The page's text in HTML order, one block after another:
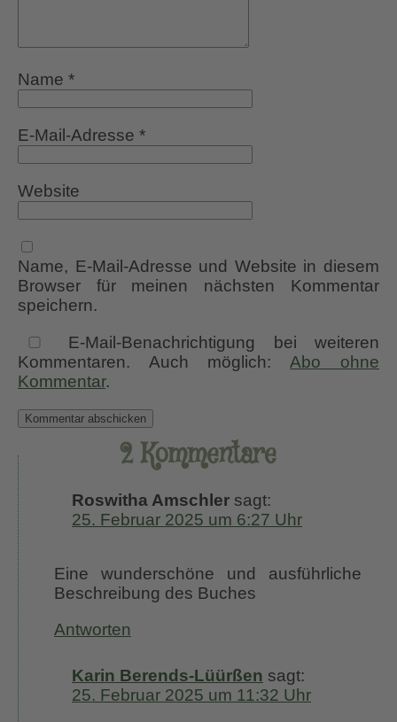
Name *
E-Mail-Adresse *
Website
Name, E-Mail-Adresse und Website in diesem
Browser für meinen nächsten Kommentar
speichern.
E-Mail-Benachrichtigung bei weiteren
Kommentaren. Auch möglich:Abo ohne
Kommentar.
2 Kommentare
Roswitha Amschler sagt:
25. Februar 2025 um 6:27 Uhr
Eine wunderschöne und ausführliche
Beschreibung des Buches
Antworten
Karin Berends-Lüürßen sagt:
25. Februar 2025 um 11:32 Uhr